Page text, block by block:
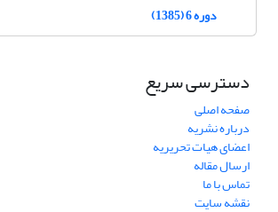
دوره 6 (1385)
دسترسی سریع
صفحه اصلی
درباره نشریه
اعضای هیات تحریریه
ارسال مقاله
تماس با ما
نقشه سایت